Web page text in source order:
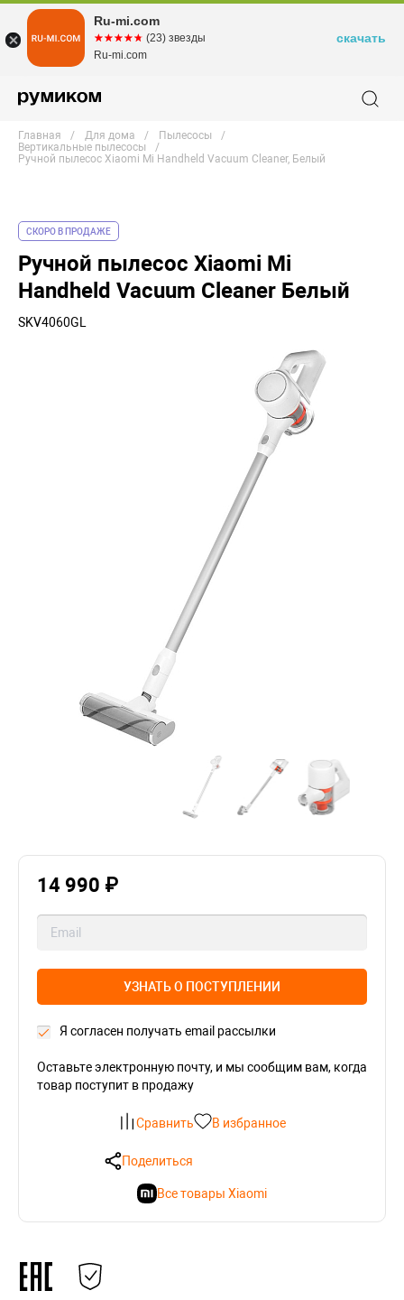
Главная Для дома
Пылесосы
Вертикальные пылесосы
Ручной пылесос Xiaomi Mi Handheld Vacuum Cleaner, Белый
СКОРО В ПРОДАЖЕ
Ручной пылесос Xiaomi Mi
Handheld Vacuum Cleaner Белый
SKV4060GL
14 990 ₽
УЗНАТЬ О ПОСТУПЛЕНИИ
Я согласен получать email рассылки
Оставьте электронную почту, и мы сообщим вам, когда
товар поступит в продажу
Сравнить В избранное
Поделиться
Все товары Xiaomi
Ru-mi.com
☆☆☆☆☆
★★★★★ (23) звезды
Ru-mi.com
скачать